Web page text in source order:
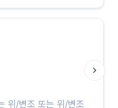
위/변조 또는 위/변조